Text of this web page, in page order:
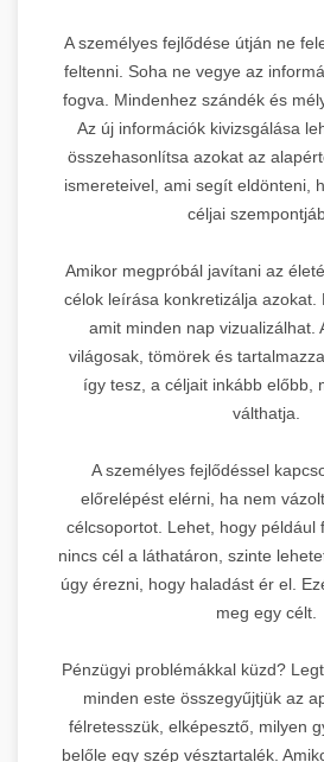
A személyes fejlődése útján ne
feltenni. Soha ne vegye az
fogva. Mindenhez szándék és
Az új információk kivizsgálása
összehasonlítsa azokat az
ismereteivel, ami segít eldönteni,
céljai
Amikor megpróbál javítani az
célok leírása konkretizálja azokat.
amit minden nap vizualizálhat.
világosak, tömörek és
így tesz, a céljait inkább előbb,
válthatja.
A személyes fejlődéssel
előrelépést elérni, ha nem
célcsoportot. Lehet, hogy például
nincs cél a láthatáron, szinte
úgy érezni, hogy haladást ér el.
meg egy célt.
Pénzügyi problémákkal küzd?
minden este összegyűjtjük az
félretesszük, elképesztő, milyen
belőle egy szép vésztartalék.